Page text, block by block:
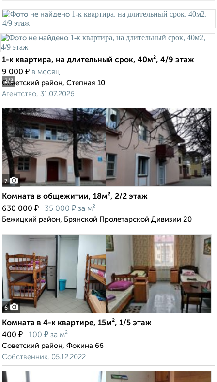
2/3
1-к квартира, на длительный срок, 40м², 4/9 этаж
9 000 ₽ в месяц
Советский район, Степная 10
Агентство, 31.07.2026
7
Комната в общежитии, 18м², 2/2 этаж
630 000 ₽ 35 000 ₽ за м²
Бежицкий район, Брянской Пролетарской Дивизии 20
6
Комната в 4-к квартире, 15м², 1/5 этаж
400 ₽ 100 ₽ за м²
Советский район, Фокина 66
Собственник, 05.12.2022